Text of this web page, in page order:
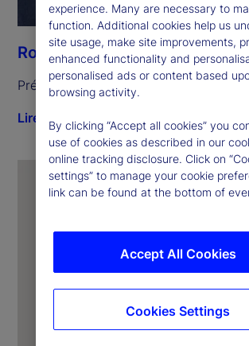
Ronald P. O'Hanley
Président du conseil et chef de la
Lire la biographie
experience. Many are necessary to
function. Additional cookies help us
site usage, make site improvements,
enhanced functionality and
personalised ads or content based
browsing activity.
By clicking “Accept all cookies” you
use of cookies as described in our
online tracking disclosure. Click on
settings” to manage your cookie
link can be found at the bottom of
Accept All Cookies
Cookies Settings